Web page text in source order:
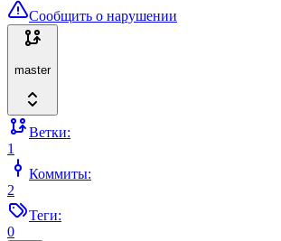
Сообщить о нарушении
master
Ветки:
1
Коммиты:
2
Теги:
0